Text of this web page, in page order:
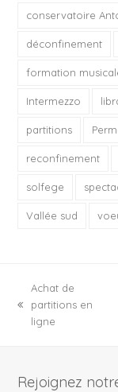
conservatoire
déconfinement
formation
Intermezzo
partitions
reconfinement
solfege
Vallée sud
previous
post:
Achat de
partitions en
ligne
Rejoignez